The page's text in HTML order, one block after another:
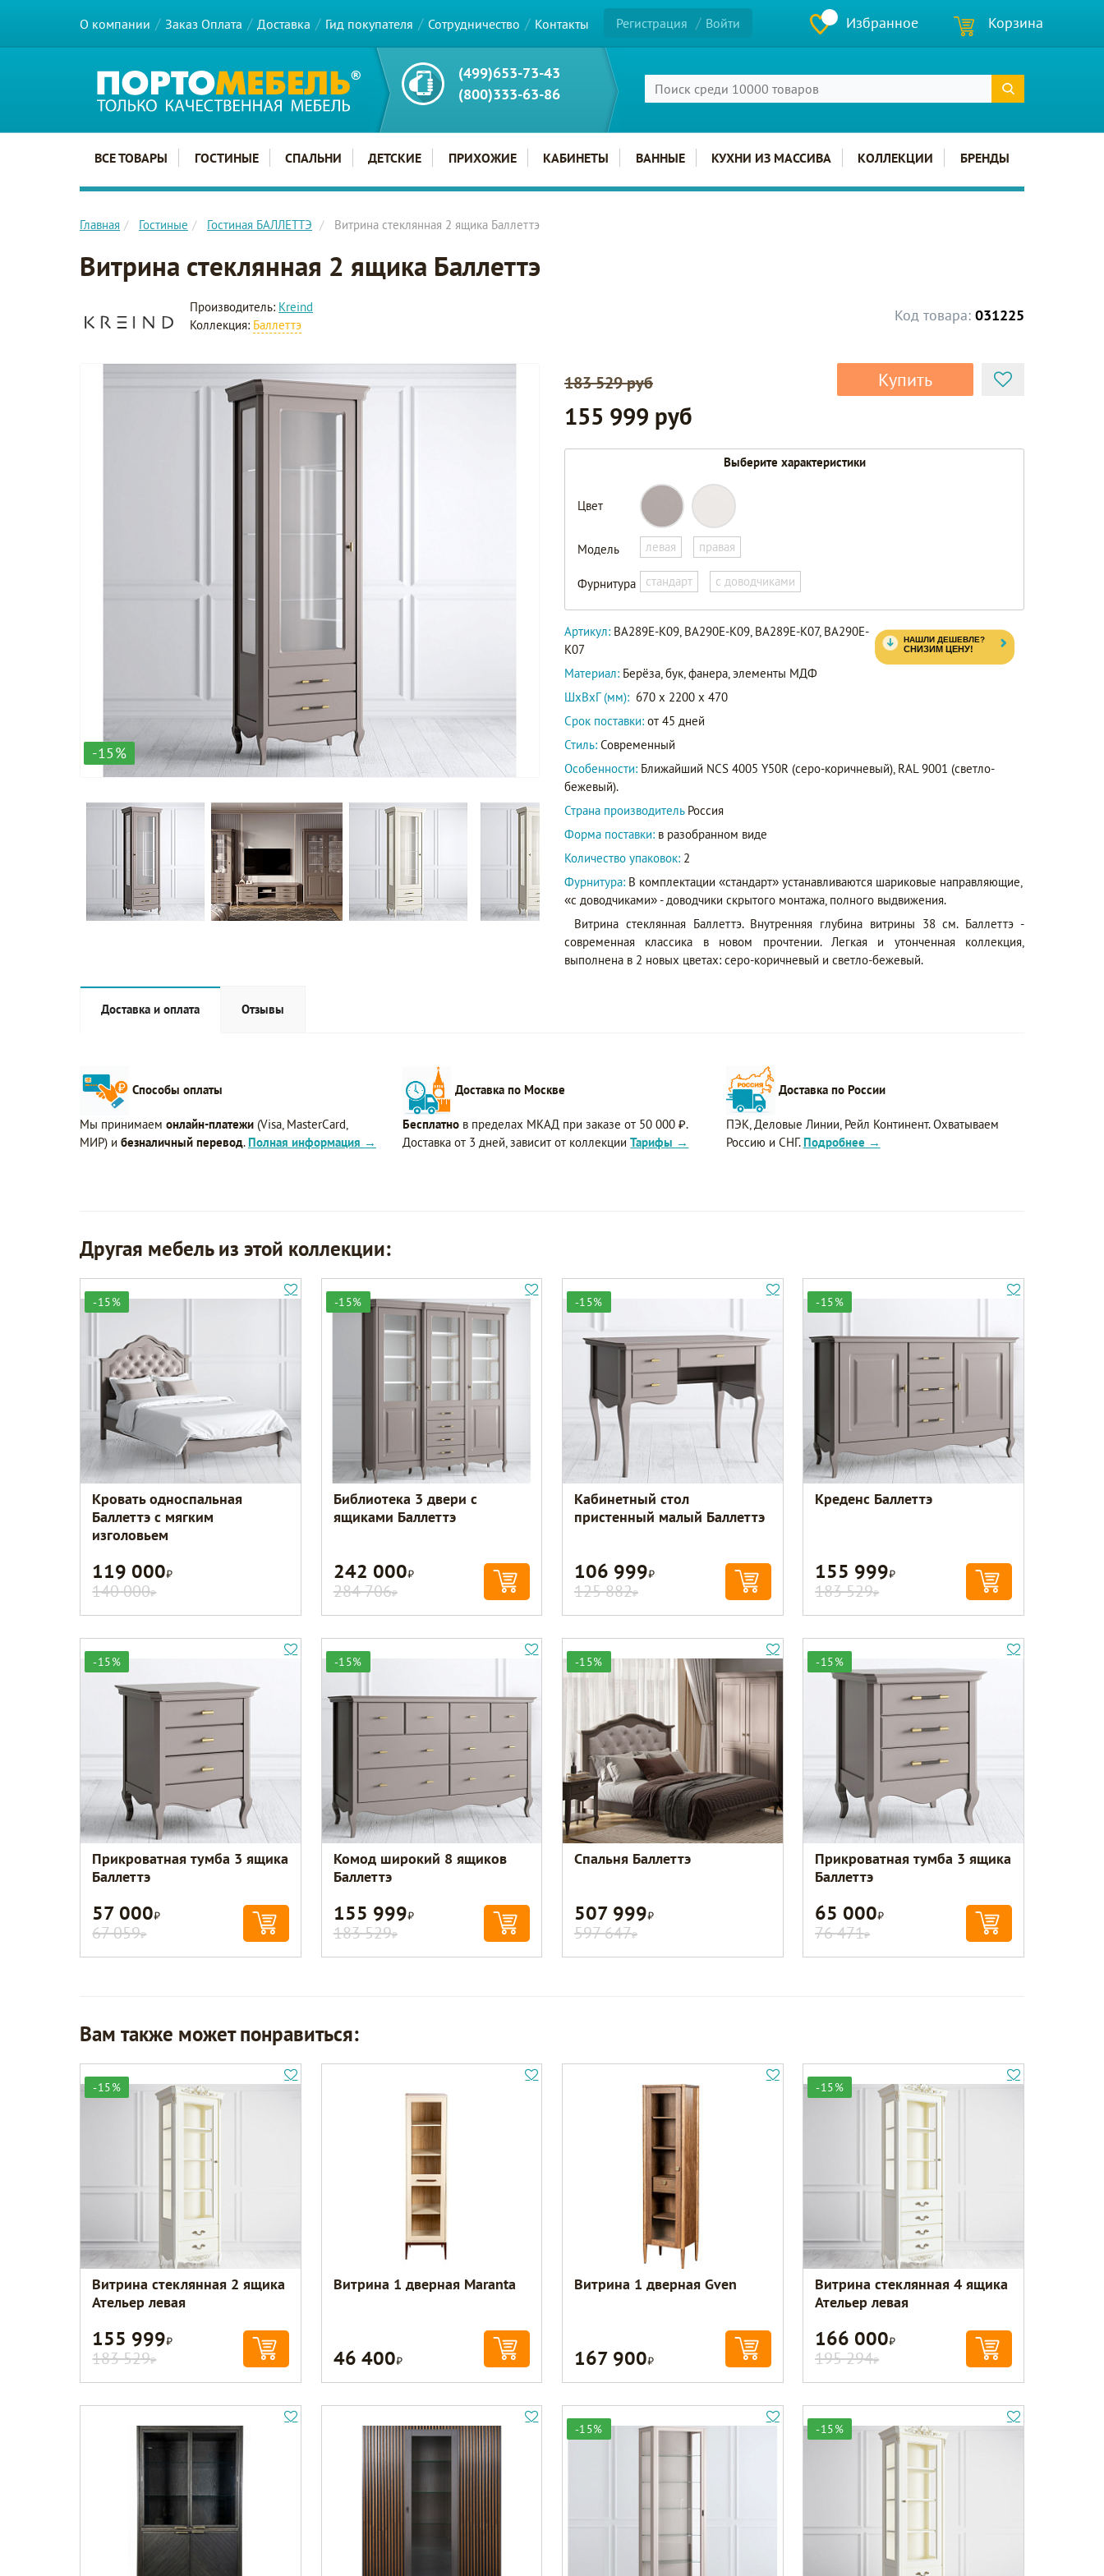
О компании Заказ Оплата Доставка Гид покупателя Сотрудничество Контакты Регистрация Войти Избранное Корзина
(499)653-73-43
(800)333-63-86
Главное меню сайта
ВСЕ ТОВАРЫ ГОСТИНЫЕ СПАЛЬНИ ДЕТСКИЕ ПРИХОЖИЕ КАБИНЕТЫ ВАННЫЕ КУХНИ ИЗ МАССИВА КОЛЛЕКЦИИ БРЕНДЫ
Главная Гостиные Гостиная БАЛЛЕТТЭ Витрина стеклянная 2 ящика Баллеттэ
Витрина стеклянная 2 ящика Баллеттэ
Код товара: 031225
Производитель: Kreind
Коллекция: Баллеттэ
-15%
183 529 руб
155 999 руб
Купить
Выберите характеристики
Цвет
Модель левая правая
Фурнитура стандарт с доводчиками
Артикул: BA289E-K09, BA290E-K09, BA289E-K07, BA290E-
K07
Материал: Берёза, бук, фанера, элементы МДФ
ШxВxГ (мм): 670 x 2200 x 470
Срок поставки: от 45 дней
Стиль: Современный
Особенности: Ближайший NCS 4005 Y50R (серо-коричневый), RAL 9001 (светло-
бежевый).
Страна производитель Россия
Форма поставки: в разобранном виде
Количество упаковок: 2
Фурнитура: В комплектации «стандарт» устанавливаются шариковые направляющие,
«с доводчиками» - доводчики скрытого монтажа, полного выдвижения.
Витрина стеклянная Баллеттэ. Внутренняя глубина витрины 38 см. Баллеттэ -
современная классика в новом прочтении. Легкая и утонченная коллекция,
выполнена в 2 новых цветах: серо-коричневый и светло-бежевый.
Доставка и оплата Отзывы
Способы оплаты
Мы принимаем онлайн-платежи (Visa, MasterCard,
МИР) и безналичный перевод. Полная информация →
Доставка по Москве
Бесплатно в пределах МКАД при заказе от 50 000 ₽.
Доставка от 3 дней, зависит от коллекцииТарифы →
Доставка по России
ПЭК, Деловые Линии, Рейл Континент. Охватываем
Россию и СНГ. Подробнее →
Другая мебель из этой коллекции:
-15%
Кровать односпальная
Баллеттэ с мягким
изголовьем
119 000Р
140 000Р
-15%
Библиотека 3 двери с
ящиками Баллеттэ
242 000Р
284 706Р
-15%
Кабинетный стол
пристенный малый Баллеттэ
106 999Р
125 882Р
-15%
Креденс Баллеттэ
155 999Р
183 529Р
-15%
Прикроватная тумба 3 ящика
Баллеттэ
57 000Р
67 059Р
-15%
Комод широкий 8 ящиков
Баллеттэ
155 999Р
183 529Р
-15%
Спальня Баллеттэ
507 999Р
597 647Р
-15%
Прикроватная тумба 3 ящика
Баллеттэ
65 000Р
76 471Р
Вам также может понравиться:
-15%
Витрина стеклянная 2 ящика
Ательер левая
155 999Р
183 529Р
Витрина 1 дверная Maranta
46 400Р
Витрина 1 дверная Gven
167 900Р
-15%
Витрина стеклянная 4 ящика
Ательер левая
166 000Р
195 294Р
-15% -15%